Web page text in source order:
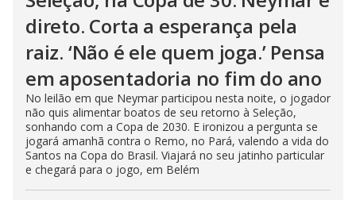
direto. Corta a esperança pela
raiz. ‘Não é ele quem joga.’ Pensa
em aposentadoria no fim do ano
No leilão em que Neymar participou nesta noite, o jogador
não quis alimentar boatos de seu retorno à Seleção,
sonhando com a Copa de 2030. E ironizou a pergunta se
jogará amanhã contra o Remo, no Pará, valendo a vida do
Santos na Copa do Brasil. Viajará no seu jatinho particular
e chegará para o jogo, em Belém